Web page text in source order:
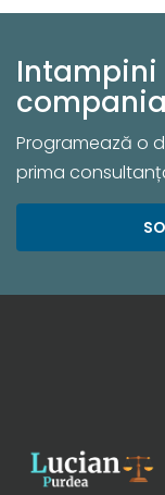
Programează o
prima